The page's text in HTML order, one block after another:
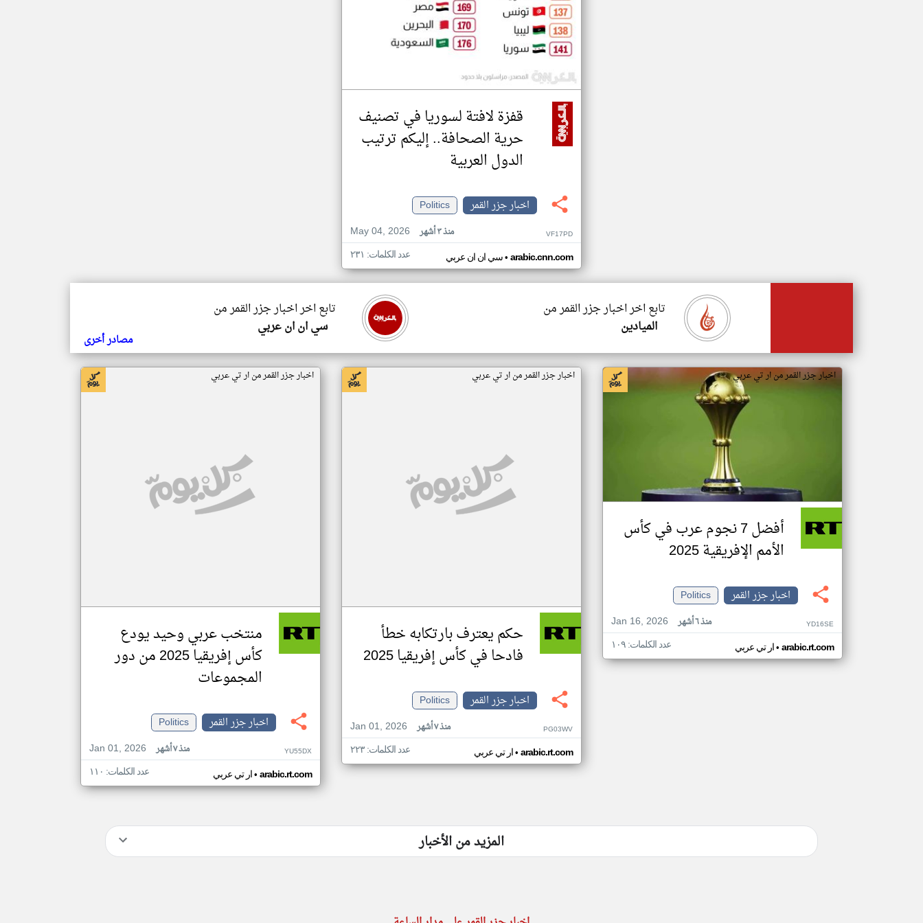
قفزة لافتة لسوريا في تصنيف
حرية الصحافة.. إليكم ترتيب
الدول العربية
اخبار جزر القمر
Politics
May 04, 2026
منذ ٣ أشهر VF17PD
سي ان ان عربي• arabic.cnn.com عدد الكلمات: ٢٣١
تابع اخر اخبار جزر القمر من
سي ان ان عربي
تابع اخر اخبار جزر القمر من
الميادين
مصادر أخرى
اخبار جزر القمر من ار تي عربي
أفضل 7 نجوم عرب في كأس
الأمم الإفريقية 2025
اخبار جزر القمر
Politics
Jan 16, 2026
منذ ٦ أشهر YD16SE
ار تي عربي• arabic.rt.com عدد الكلمات: ١٠٩
اخبار جزر القمر من ار تي عربي
حكم يعترف بارتكابه خطأ
فادحا في كأس إفريقيا 2025
اخبار جزر القمر
Politics
Jan 01, 2026
منذ ٧ أشهر PG03WV
ار تي عربي• arabic.rt.com عدد الكلمات: ٢٢٣
اخبار جزر القمر من ار تي عربي
منتخب عربي وحيد يودع
كأس إفريقيا 2025 من دور
المجموعات
اخبار جزر القمر
Politics
Jan 01, 2026
منذ ٧ أشهر YU55DX
ار تي عربي• arabic.rt.com عدد الكلمات: ١١٠
المزيد من الأخبار